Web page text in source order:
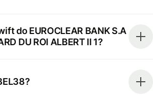
do EUROCLEAR BANK S.A
DU ROI ALBERT II 1?